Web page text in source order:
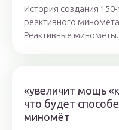
История создания
реактивного
Реактивные
«увеличит мощь
что будет
миномёт